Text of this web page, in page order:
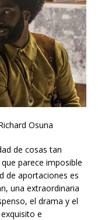
Osuna
de cosas tan
parece imposible
de aportaciones es
una extraordinaria
el drama y el
e